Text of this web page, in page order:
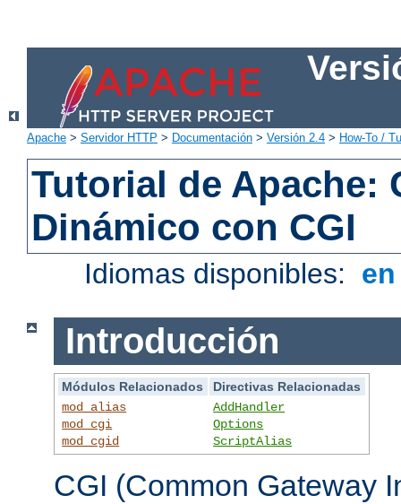
Apache > Servidor HTTP > Documentación > Versión 2.4 > How-To /
Tutorial de Apache:
Dinámico con CGI
Idiomas disponibles:
Introducción
Módulos Relacionados
Directivas Relacionadas
mod_alias
mod_cgi
mod_cgid
AddHandler
Options
ScriptAlias
CGI (Common Gateway